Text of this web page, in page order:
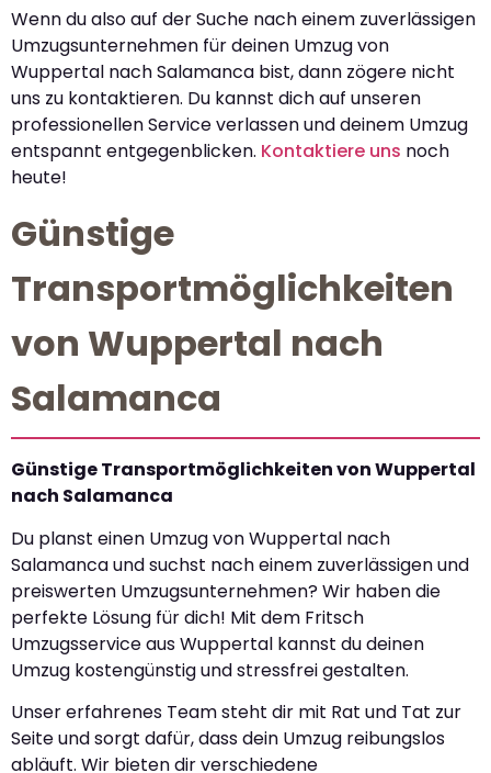
Wenn du also auf der Suche nach einem zuverlässigen
Umzugsunternehmen für deinen Umzug von
Wuppertal nach Salamanca bist, dann zögere nicht
uns zu kontaktieren. Du kannst dich auf unseren
professionellen Service verlassen und deinem Umzug
entspannt entgegenblicken. Kontaktiere uns noch
heute!
Günstige
Transportmöglichkeiten
von Wuppertal nach
Salamanca
Günstige Transportmöglichkeiten von Wuppertal
nach Salamanca
Du planst einen Umzug von Wuppertal nach
Salamanca und suchst nach einem zuverlässigen und
preiswerten Umzugsunternehmen? Wir haben die
perfekte Lösung für dich! Mit dem Fritsch
Umzugsservice aus Wuppertal kannst du deinen
Umzug kostengünstig und stressfrei gestalten.
Unser erfahrenes Team steht dir mit Rat und Tat zur
Seite und sorgt dafür, dass dein Umzug reibungslos
abläuft. Wir bieten dir verschiedene